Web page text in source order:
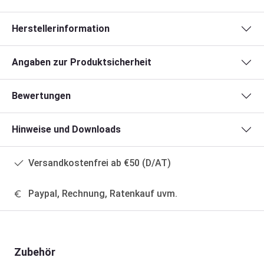
Herstellerinformation
Angaben zur Produktsicherheit
Bewertungen
Hinweise und Downloads
Versandkostenfrei ab €50 (D/AT)
Paypal, Rechnung, Ratenkauf uvm.
Zubehör